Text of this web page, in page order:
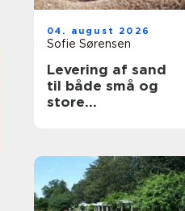
04. august 2026
Sofie Sørensen
Levering af sand
til både små og
store